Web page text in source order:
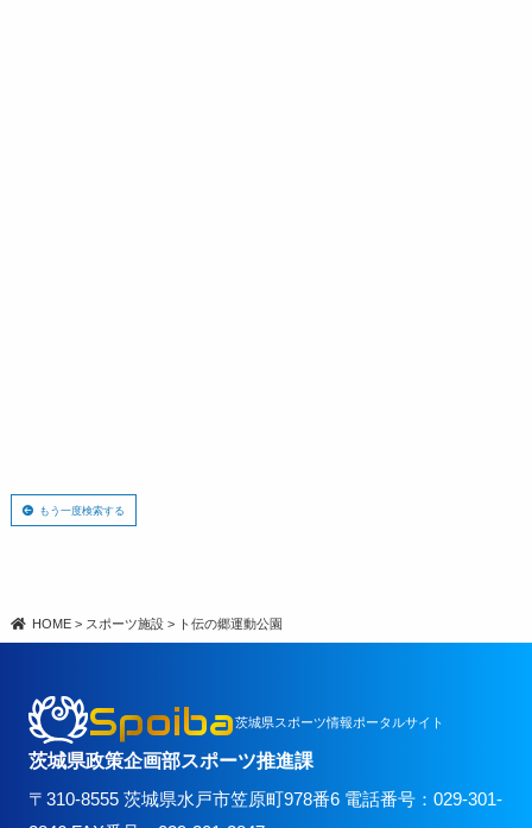
もう一度検索する
HOME > スポーツ施設 > ト伝の郷運動公園
Spoiba茨城県スポーツ情報ポータルサイト
茨城県政策企画部スポーツ推進課
〒310-8555 茨城県水戸市笠原町978番6 電話番号：029-301-